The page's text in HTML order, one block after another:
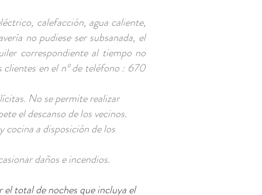
calefacción, agua caliente,
no pudiese ser subsanada, el
correspondiente al tiempo no
clientes en el nº de teléfono : 670
No se permite realizar
el descanso de los vecinos.
cocina a disposición de los
daños e incendios.
el total de noches que incluya el